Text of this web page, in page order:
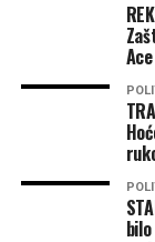
gradonačelnik.
vodila prema
Docu. Prema
trebalo bi da
području grada.
Do kraja
izvođača za
Termi do vrha